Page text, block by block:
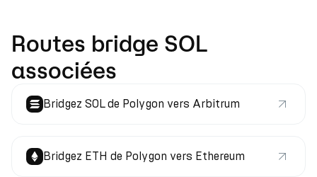
Routes bridge SOL
associées
Bridgez SOL de Polygon vers Arbitrum
Bridgez ETH de Polygon vers Ethereum